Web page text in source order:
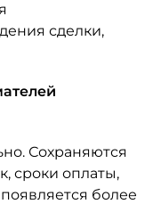
сделки,
Сохраняются
сроки оплаты,
более